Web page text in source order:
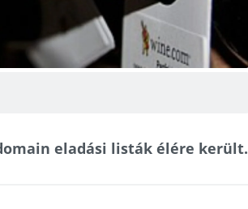
eladási listák élére került.